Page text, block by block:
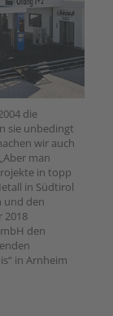
die
sie unbedingt
wir auch
man
in topp
in Südtirol
und den
2018
den
in Arnheim